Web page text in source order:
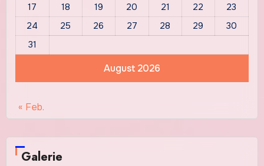
August 2026
17
18 19 20 21 22
23
24
25 26 27 28 29
30
31
« Feb.
Galerie